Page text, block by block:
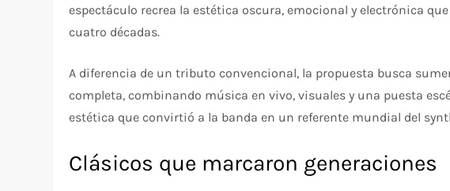
espectáculo recrea la estética oscura, emocional y electrónica
cuatro décadas.
A diferencia de un tributo convencional, la propuesta busca
completa, combinando música en vivo, visuales y una puesta
estética que convirtió a la banda en un referente mundial del
Clásicos que marcaron generaciones